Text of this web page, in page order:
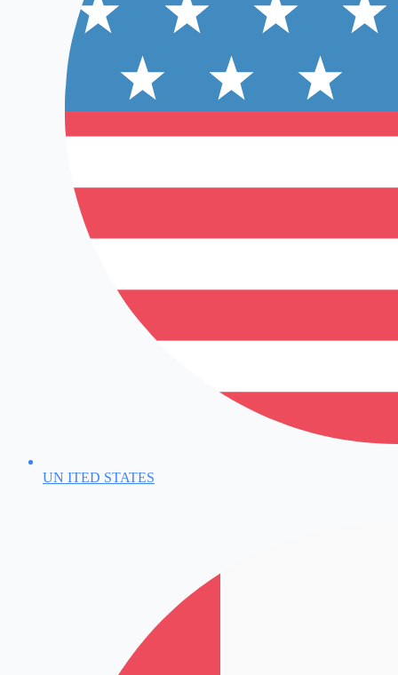
UN ITED STATES